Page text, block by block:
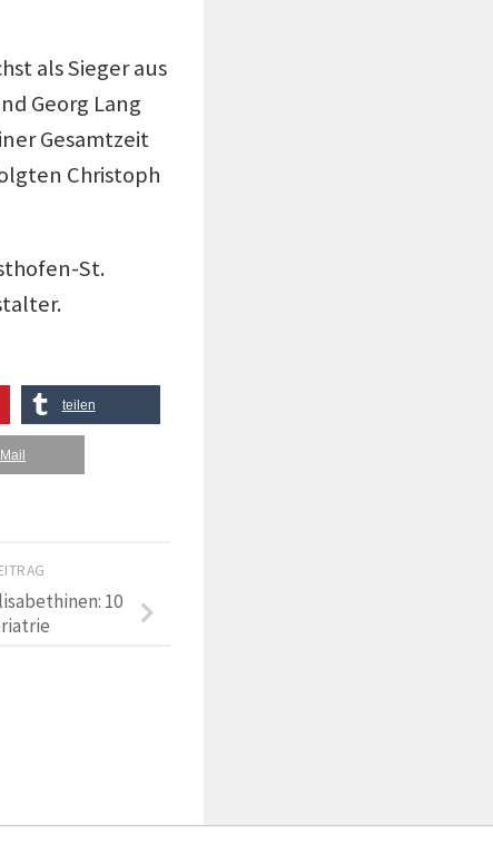
als Sieger aus
Georg Lang
Gesamtzeit
Christoph
St.
teilen
10